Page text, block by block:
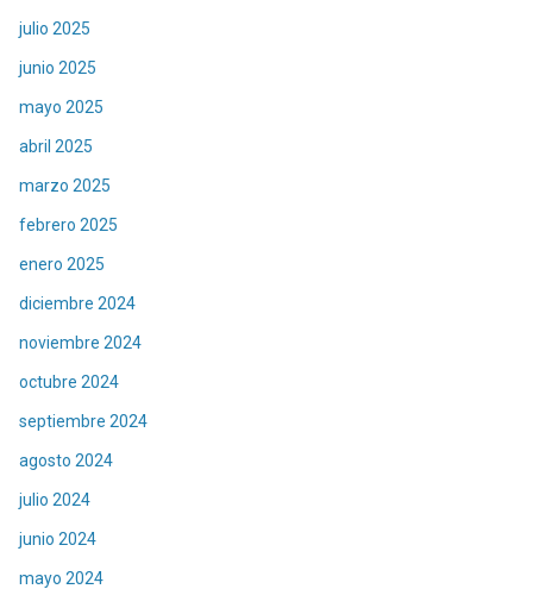
julio 2025
junio 2025
mayo 2025
abril 2025
marzo 2025
febrero 2025
enero 2025
diciembre 2024
noviembre 2024
octubre 2024
septiembre 2024
agosto 2024
julio 2024
junio 2024
mayo 2024